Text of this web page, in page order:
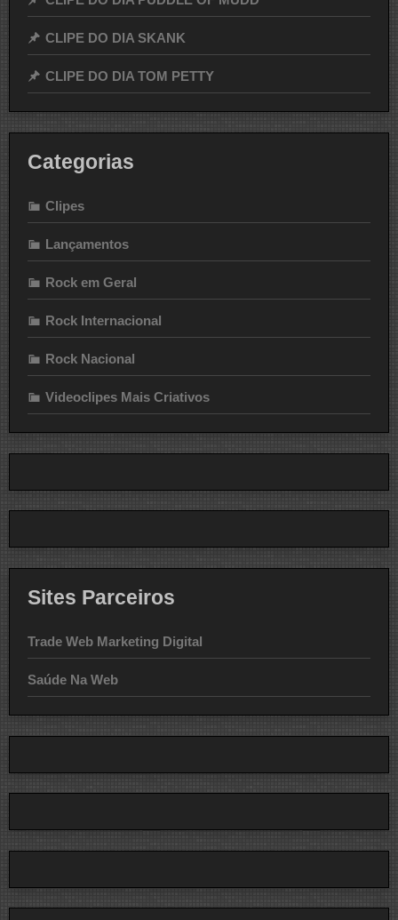
CLIPE DO DIA SKANK
CLIPE DO DIA TOM PETTY
Categorias
Clipes
Lançamentos
Rock em Geral
Rock Internacional
Rock Nacional
Videoclipes Mais Criativos
Sites Parceiros
Trade Web Marketing Digital
Saúde Na Web